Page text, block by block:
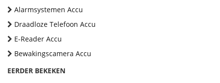
Alarmsystemen Accu
Draadloze Telefoon Accu
E-Reader Accu
Bewakingscamera Accu
EERDER BEKEKEN